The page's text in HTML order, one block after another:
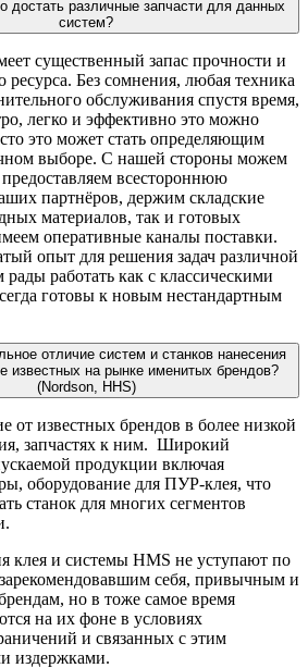
достать различные запчасти для данных
систем?
существенный запас прочности и
ресурса. Без сомнения, любая техника
обслуживания спустя время,
легко и эффективно это можно
это может стать определяющим
выборе. С нашей стороны можем
всестороннюю
партнёров, держим складские
материалов, так и готовых
оперативные каналы поставки.
опыт для решения задач различной
работать как с классическими
готовы к новым нестандартным
отличие систем и станков нанесения
известных на рынке именитых брендов?
(Nordson, HHS)
от известных брендов в более низкой
запчастях к ним. Широкий
продукции включая
оборудование для ПУР-клея, что
станок для многих сегментов
клея и системы HMS не уступают по
себя, привычным и
но в тоже самое время
на их фоне в условиях
и связанных с этим
издержками.